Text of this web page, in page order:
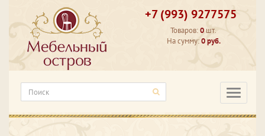
+7 (993) 9277575
Товаров:0 шт.
На сумму:0 руб.